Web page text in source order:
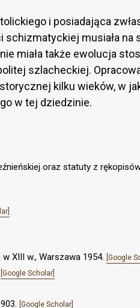
i posiadająca
schizmatyckiej musiała na
miała także ewolucja
szlacheckiej.
kilku wieków, w
w tej dziedzinie.
oraz statuty z
XIII w., Warszawa 1954. [Google
[Google Scholar]
[Google Scholar]